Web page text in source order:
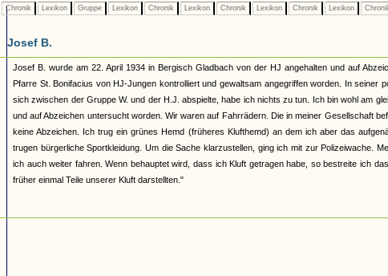
Chronik Lexikon Gruppe Lexikon Chronik Lexikon Chronik Lexikon Chronik Lexikon
Josef B.
Josef B. wurde am 22. April 1934 in Bergisch Gladbach von der HJ angehalten und auf
Pfarre St. Bonifacius von HJ-Jungen kontrolliert und gewaltsam angegriffen worden. In seiner
sich zwischen der Gruppe W. und der H.J. abspielte, habe ich nichts zu tun. Ich bin wohl am
und auf Abzeichen untersucht worden. Wir waren auf Fahrrädern. Die in meiner Gesellschaft
keine Abzeichen. Ich trug ein grünes Hemd (früheres Klufthemd) an dem ich aber das
trugen bürgerliche Sportkleidung. Um die Sache klarzustellen, ging ich mit zur Polizeiwache.
ich auch weiter fahren. Wenn behauptet wird, dass ich Kluft getragen habe, so bestreite ich
früher einmal Teile unserer Kluft darstellten."